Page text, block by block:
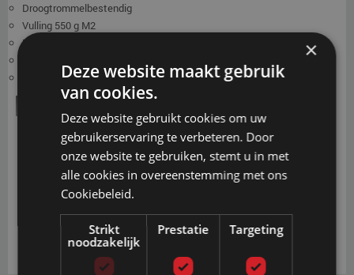
Droogtrommelbestendig
Vulling 550 g M2
Boventijk uitwisselbaar
2 Jaar garantie
Het bovendeel van de tijk is uitwisselbaar door de speciale
Opti®rits. Zo kan je gemakkelijk het ene bovendeel wisselen met
het andere bovendeel, wat erg handig is als een deel in de was
×
Deze website maakt gebruik
van cookies.
Deze website gebruikt cookies om uw
gebruikerservaring te verbeteren. Door
onze website te gebruiken, stemt u in met
alle cookies in overeenstemming met ons
Cookiebeleid.
Strikt
noodzakelijk
Prestatie Targeting